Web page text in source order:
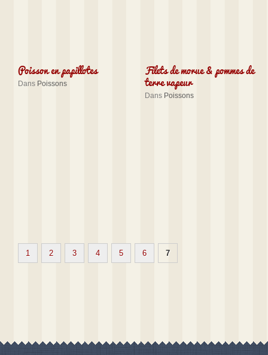
Poisson en papillotes
Dans Poissons
Filets de morue & pommes de
terre vapeur
Dans Poissons
1 2 3 4 5 6 7